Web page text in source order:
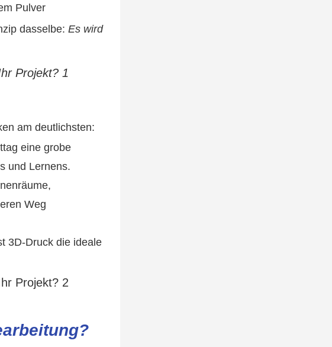
Pulver
dasselbe: Es wird
am deutlichsten:
eine grobe
und Lernens.
Weg
3D-Druck die ideale